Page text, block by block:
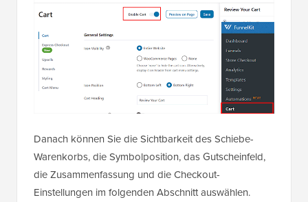
Danach können Sie die Sichtbarkeit des Schiebe-
Warenkorbs, die Symbolposition, das Gutscheinfeld,
die Zusammenfassung und die Checkout-
Einstellungen im folgenden Abschnitt auswählen.